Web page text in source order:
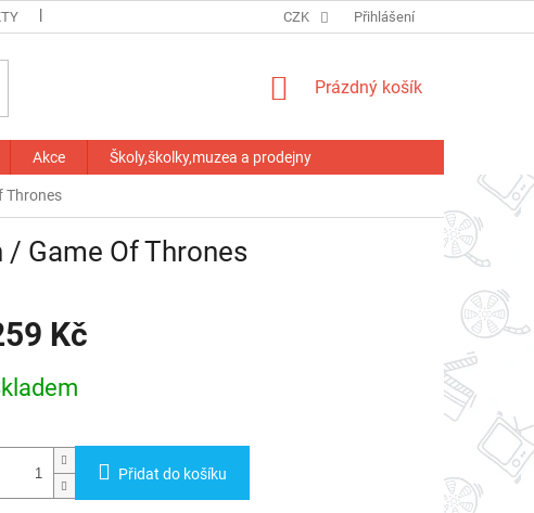
CZK Přihlášení
NÁKUPNÍ
Prázdný košík
Akce Školy,školky,muzea a prodejny
Thrones
/ Game Of Thrones
Kč
Přidat do košíku